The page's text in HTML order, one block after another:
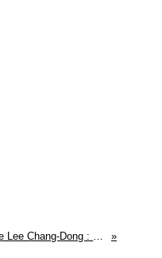
Burning de Lee Chang-Dong : ISSN 2607-0006